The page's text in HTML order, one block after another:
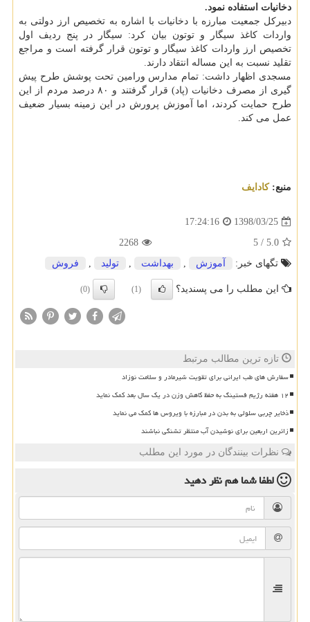
دخانیات استفاده نمود.
دبیركل جمعیت مبارزه با دخانیات با اشاره به تخصیص ارز دولتی به
واردات كاغذ سیگار و توتون بیان كرد: سیگار در پنج ردیف اول
تخصیص ارز واردات كاغذ سیگار و توتون قرار گرفته است و مراجع
تقلید نسبت به این مساله انتقاد دارند.
مسجدی اظهار داشت: تمام مدارس ورامین تحت پوشش طرح پیش
گیری از مصرف دخانیات (پاد) قرار گرفتند و ۸۰ درصد مردم از این
طرح حمایت كردند، اما آموزش پرورش در این زمینه بسیار ضعیف
عمل می كند.
منبع:كادایف
1398/03/25
17:24:16
5.0
/
5
2268
تگهای خبر:
آموزش , بهداشت , تولید , فروش
این مطلب را می پسندید؟ (1)
(0)
تازه ترین مطالب مرتبط
سفارش های طب ایرانی برای تقویت شیرمادر و سلامت نوزاد
۱۲ هفته رژیم فستینگ به حفظ کاهش وزن در یک سال بعد کمک نماید
ذخایر چربی سلولی به بدن در مبارزه با ویروس ها کمک می نماید
زائرین اربعین برای نوشیدن آب منتظر تشنگی نباشند
نظرات بینندگان در مورد این مطلب
لطفا شما همنظر دهید